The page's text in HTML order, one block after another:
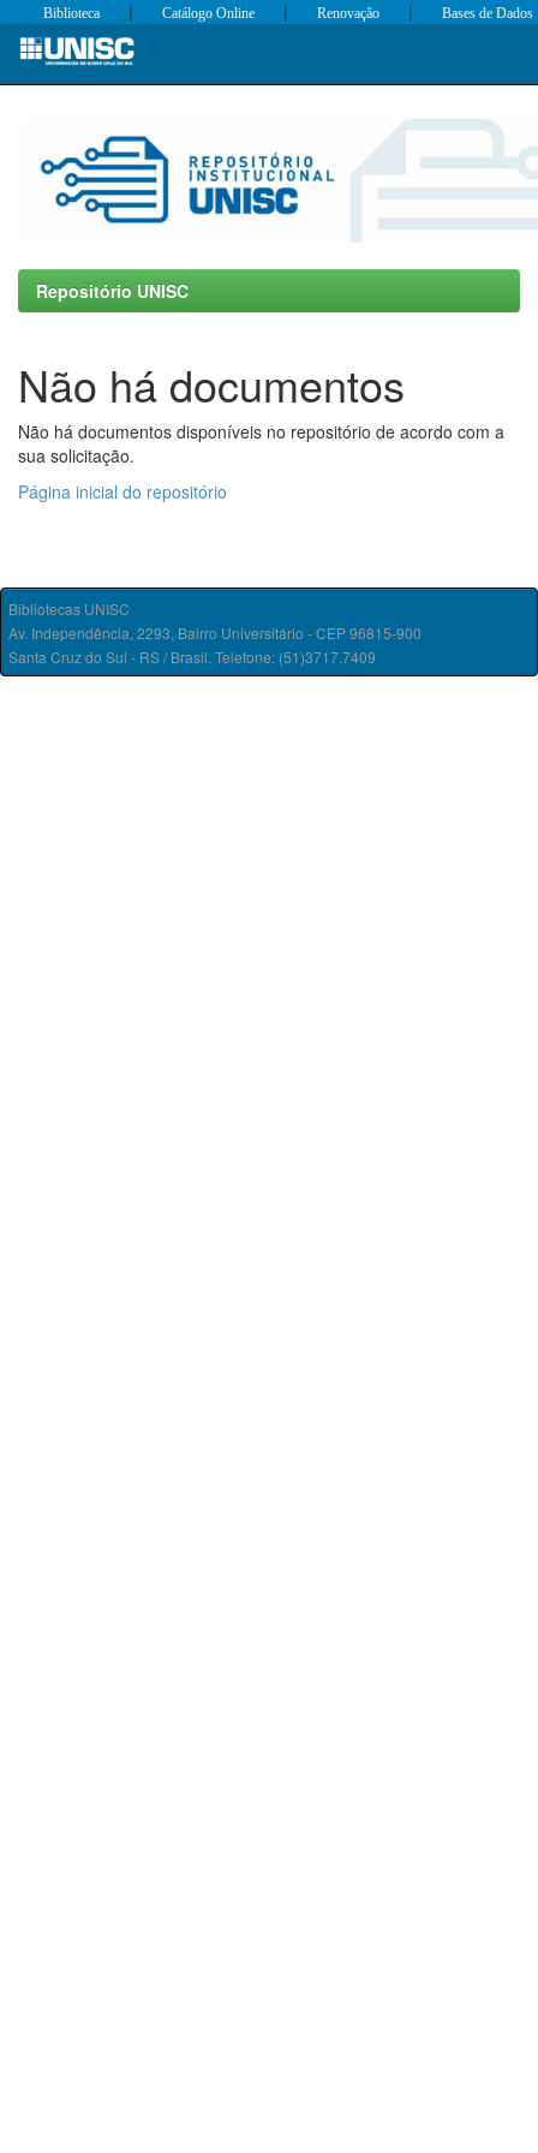
Skip
Biblioteca | Catálogo Online | Renovação | Bases de Dados
Repositório UNISC
Não há documentos
Não há documentos disponíveis no repositório de acordo com a
sua solicitação.
Página inicial do repositório
Bibliotecas UNISC
Av. Independência, 2293, Bairro Universitário - CEP 96815-900
Santa Cruz do Sul - RS / Brasil. Telefone: (51)3717.7409